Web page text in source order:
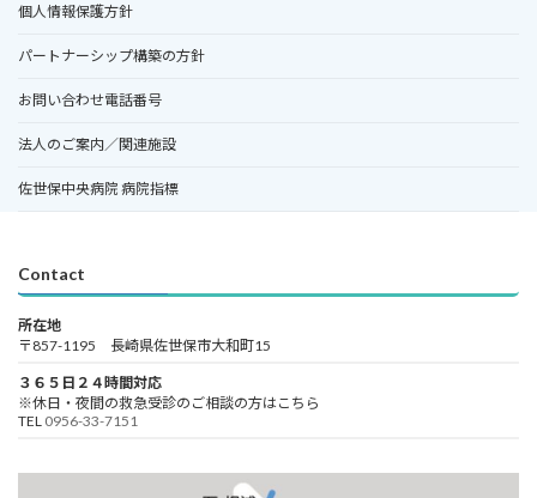
個人情報保護方針
パートナーシップ構築の方針
お問い合わせ電話番号
法人のご案内／関連施設
佐世保中央病院 病院指標
Contact
所在地
〒857-1195 長崎県佐世保市大和町15
３６５日２４時間対応
※休日・夜間の救急受診のご相談の方はこちら
TEL 0956-33-7151